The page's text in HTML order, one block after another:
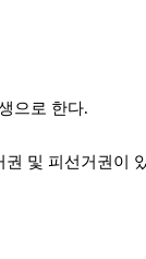
으로 한다.
및 피선거권이